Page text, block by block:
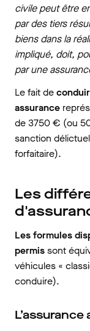
civile peut être
par des tiers
biens dans la
impliqué, doit,
par une
Le fait de
assurance
de 3750 € (ou
sanction
forfaitaire).
Les
Les formules
permissont
véhicules «
conduire).
L’assurance